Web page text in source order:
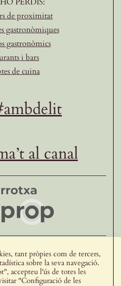
de proximitat
gastronòmiques
gastronòmics
i bars
de cuina
al canal
possible
part de delit
tant pròpies com de tercers,
sobre la seva navegació.
accepteu l'ús de totes les
"Configuració de les